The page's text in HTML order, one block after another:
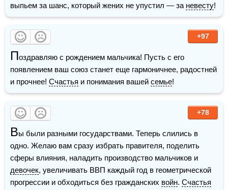
выпьем за шанс, который жених не упустил — за невесту!
+97
Поздравляю с рождением мальчика! Пусть с его
появлением ваш союз станет еще гармоничнее, радостней
и прочнее! Счастья и понимания вашей семье!
+78
Вы были разными государствами. Теперь слились в
одно. Желаю вам сразу избрать правителя, поделить
девочек, увеличивать ВВП каждый год в геометрической
прогрессии и обходиться без гражданских войн. Счастья